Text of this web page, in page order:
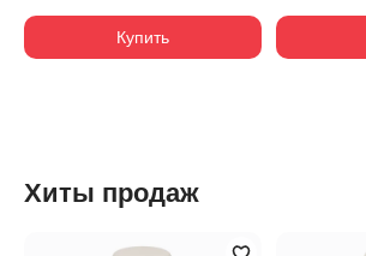
Купить
Хиты продаж